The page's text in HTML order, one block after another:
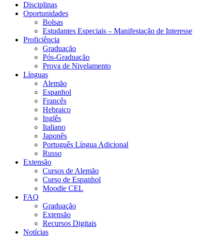
Disciplinas
Oportunidades
Bolsas
Estudantes Especiais – Manifestação de Interesse
Proficiência
Graduação
Pós-Graduação
Prova de Nivelamento
Línguas
Alemão
Espanhol
Francês
Hebraico
Inglês
Italiano
Japonês
Português Língua Adicional
Russo
Extensão
Cursos de Alemão
Curso de Espanhol
Moodle CEL
FAQ
Graduação
Extensão
Recursos Digitais
Notícias